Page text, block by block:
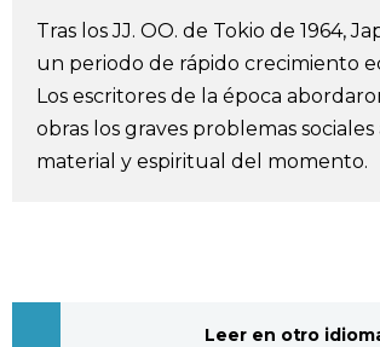
Más
Tras los JJ. OO. de Tokio de 1964,
un periodo de rápido crecimiento
Los escritores de la época
obras los graves problemas sociales
material y espiritual del momento.
Leer en otro